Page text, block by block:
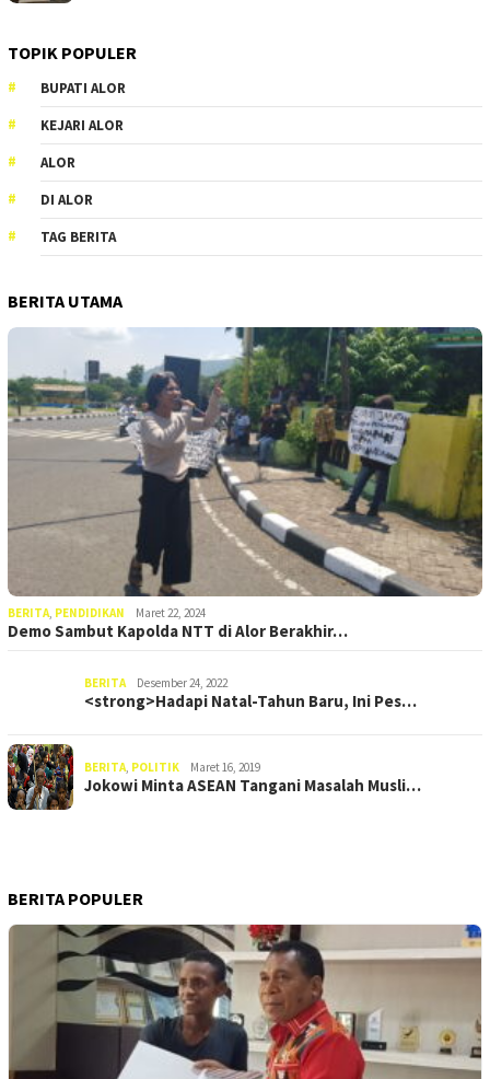
TOPIK POPULER
BUPATI ALOR
KEJARI ALOR
ALOR
DI ALOR
TAG BERITA
BERITA UTAMA
BERITA, PENDIDIKAN Maret 22, 2024
Demo Sambut Kapolda NTT di Alor Berakhir…
BERITA Desember 24, 2022
<strong>Hadapi Natal-Tahun Baru, Ini Pes…
BERITA, POLITIK Maret 16, 2019
Jokowi Minta ASEAN Tangani Masalah Musli…
BERITA POPULER